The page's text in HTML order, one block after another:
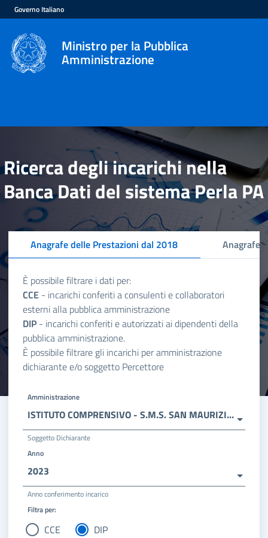
Governo Italiano
Ministro per la Pubblica
Amministrazione
Ricerca degli incarichi nella
Banca Dati del sistema Perla PA
Anagrafe delle Prestazioni dal 2018 Anagrafe
È possibile filtrare i dati per:
CCE - incarichi conferiti a consulenti e collaboratori
esterni alla pubblica amministrazione
DIP - incarichi conferiti e autorizzati ai dipendenti della
pubblica amministrazione.
È possibile filtrare gli incarichi per amministrazione
dichiarante e/o soggetto Percettore
Amministrazione
ISTITUTO COMPRENSIVO - S.M.S. SAN MAURIZIO D'OPAGLIO
Soggetto Dichiarante
Anno
2023
Anno conferimento incarico
Filtra per:
CCE DIP